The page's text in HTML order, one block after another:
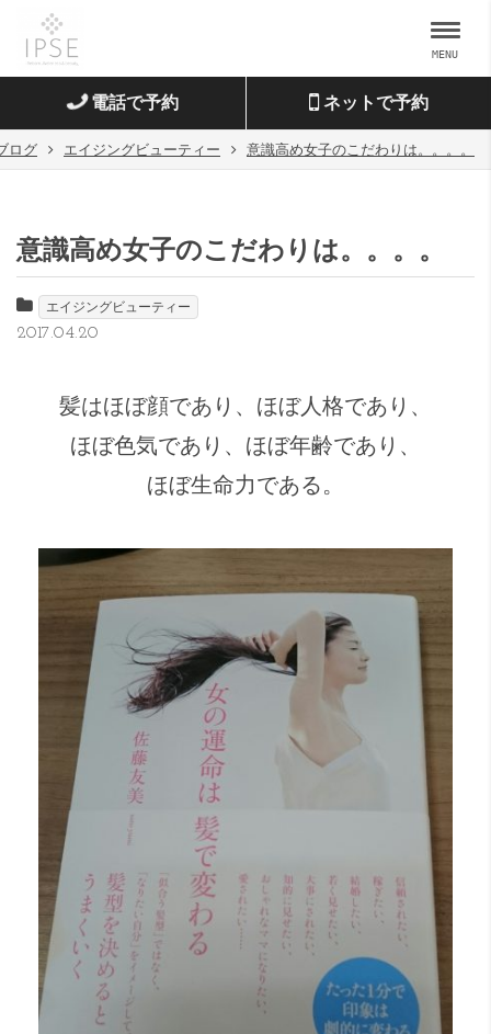
電話で予約 ネットで予約
ログ エイジングビューティー 意識高め女子のこだわりは。。。。
意識高め女子のこだわりは。。。。
エイジングビューティー
2017.04.20
髪はほぼ顔であり、ほぼ人格であり、
ほぼ色気であり、ほぼ年齢であり、
ほぼ生命力である。
MENU